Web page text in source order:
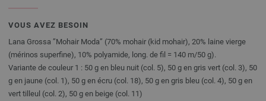
VOUS AVEZ BESOIN
Lana Grossa ”Mohair Moda” (70% mohair (kid mohair), 20% laine vierge
(mérinos superfine), 10% polyamide, long. de fil = 140 m/50 g).
Variante de couleur 1 : 50 g en bleu nuit (col. 5), 50 g en gris vert (col. 3), 50
g en jaune (col. 1), 50 g en écru (col. 18), 50 g en gris bleu (col. 4), 50 g en
vert tilleul (col. 2), 50 g en beige (col. 11)